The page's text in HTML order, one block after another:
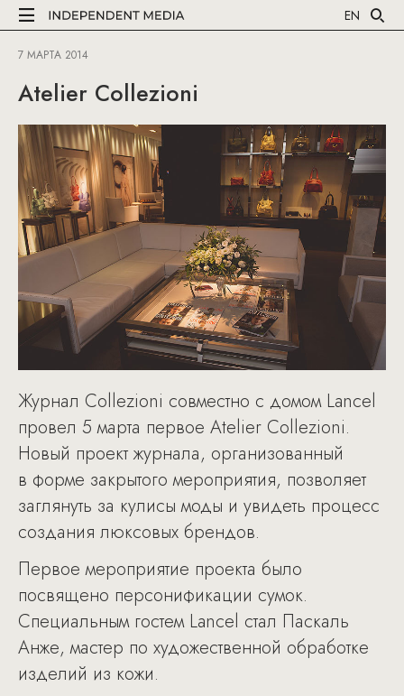
EN
7 МАРТА 2014
Atelier Collezioni
Журнал Collezioni совместно с домом Lancel
провел 5 марта первое Atelier Collezioni.
Новый проект журнала, организованный
в форме закрытого мероприятия, позволяет
заглянуть за кулисы моды и увидеть процесс
создания люксовых брендов.
Первое мероприятие проекта было
посвящено персонификации сумок.
Специальным гостем Lancel стал Паскаль
Анже, мастер по художественной обработке
изделий из кожи.